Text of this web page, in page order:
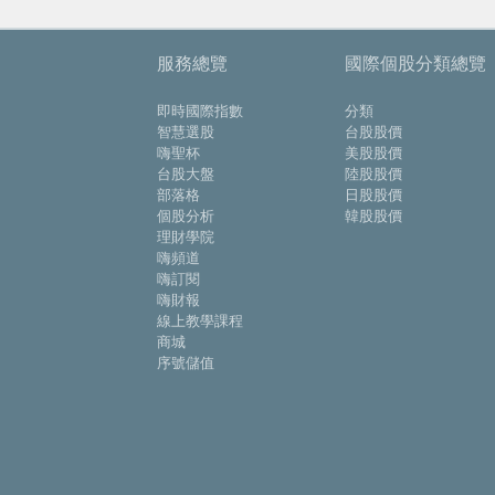
服務總覽
即時國際指數
智慧選股
嗨聖杯
台股大盤
部落格
個股分析
理財學院
嗨頻道
嗨訂閱
嗨財報
線上教學課程
商城
序號儲值
國際個股分類總覽
分類
台股股價
美股股價
陸股股價
日股股價
韓股股價